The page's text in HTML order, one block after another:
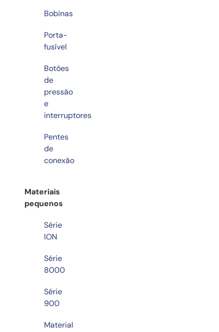
Bobinas
Porta-
fusível
Botões
de
pressão
e
interruptores
Pentes
de
conexão
Materiais
pequenos
Série
ION
Série
8000
Série
900
Material